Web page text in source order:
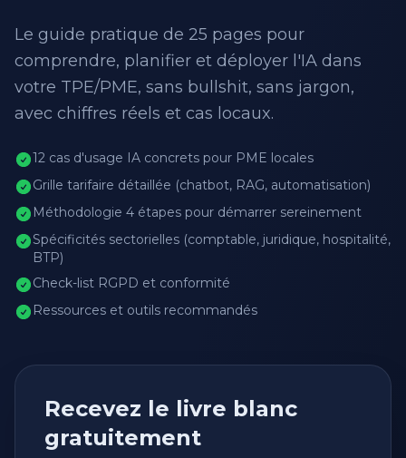
Le guide pratique de 25 pages pour
comprendre, planifier et déployer l'IA dans
votre TPE/PME, sans bullshit, sans jargon,
avec chiffres réels et cas locaux.
12 cas d'usage IA concrets pour PME locales
Grille tarifaire détaillée (chatbot, RAG, automatisation)
Méthodologie 4 étapes pour démarrer sereinement
Spécificités sectorielles (comptable, juridique, hospitalité,
BTP)
Check-list RGPD et conformité
Ressources et outils recommandés
Recevez le livre blanc
gratuitement